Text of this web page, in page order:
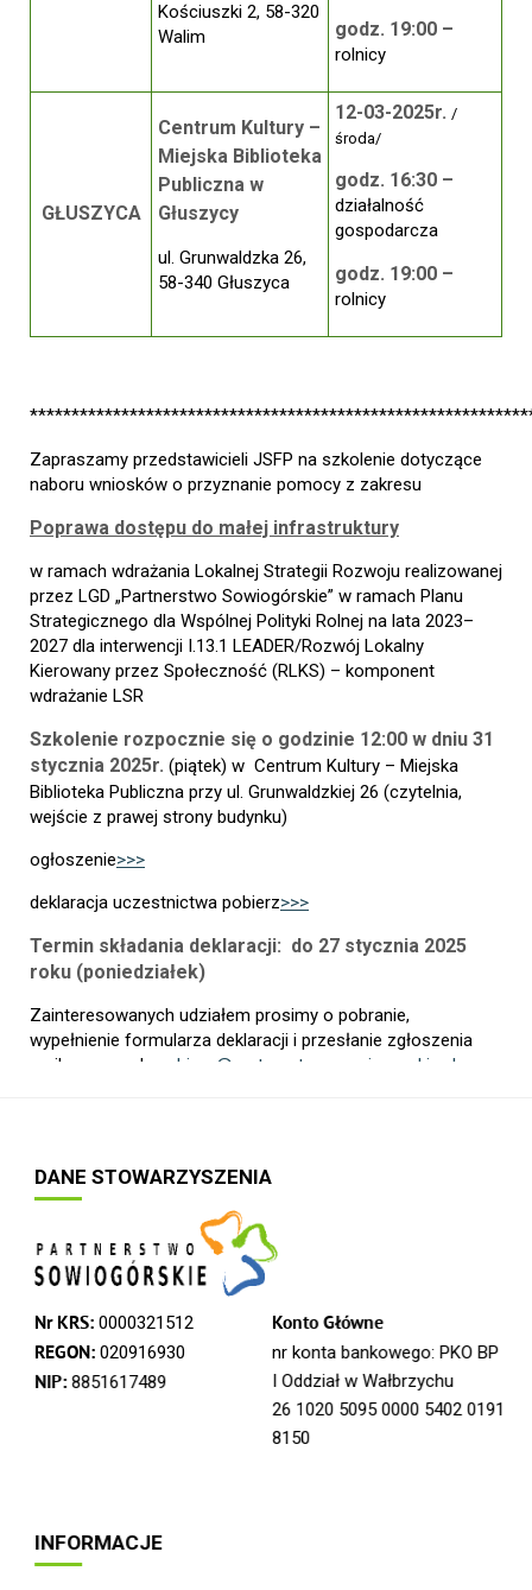
Kościuszki 2, 58-320
Walim
godz. 19:00 –
rolnicy
GŁUSZYCA
Centrum Kultury –
Miejska Biblioteka
Publiczna w
Głuszycy
ul. Grunwaldzka 26,
58-340 Głuszyca
12-03-2025r. /
środa/
godz. 16:30 –
działalność
gospodarcza
godz. 19:00 –
rolnicy
Zapraszamy przedstawicieli JSFP na szkolenie dotyczące
naboru wniosków o przyznanie pomocy z zakresu
Poprawa dostępu do małej infrastruktury
w ramach wdrażania Lokalnej Strategii Rozwoju realizowanej
przez LGD „Partnerstwo Sowiogórskie” w ramach Planu
Strategicznego dla Wspólnej Polityki Rolnej na lata 2023–
2027 dla interwencji I.13.1 LEADER/Rozwój Lokalny
Kierowany przez Społeczność (RLKS) – komponent
wdrażanie LSR
Szkolenie rozpocznie się o godzinie 12:00 w dniu 31
stycznia 2025r. (piątek) w Centrum Kultury – Miejska
Biblioteka Publiczna przy ul. Grunwaldzkiej 26 (czytelnia,
wejście z prawej strony budynku)
ogłoszenie>>>
deklaracja uczestnictwa pobierz>>>
Termin składania deklaracji: do 27 stycznia 2025
roku (poniedziałek)
Zainteresowanych udziałem prosimy o pobranie,
wypełnienie formularza deklaracji i przesłanie zgłoszenia
mailowo na adres: biuro@partnerstwo-sowiogorskie.pl
DANE STOWARZYSZENIA
Nr KRS: 0000321512
REGON: 020916930
NIP:8851617489
Konto Główne
nr konta bankowego: PKO BP
I Oddział w Wałbrzychu
26 1020 5095 0000 5402 0191
8150
INFORMACJE